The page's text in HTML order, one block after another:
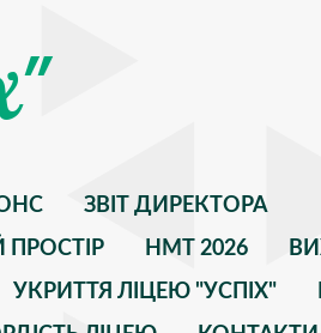
ЗВІТ ДИРЕКТОРА
ПРОСТІР НМТ 2026
УКРИТТЯ ЛІЦЕЮ "УСПІХ"